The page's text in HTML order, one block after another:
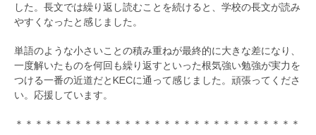
した。長文では繰り返し読むことを続けると、学校の長文が読み
やすくなったと感じました。
単語のような小さいことの積み重ねが最終的に大きな差になり、
一度解いたものを何回も繰り返すといった根気強い勉強が実力を
つける一番の近道だとKECに通って感じました。頑張ってくださ
い。応援しています。
＊＊＊＊＊＊＊＊＊＊＊＊＊＊＊＊＊＊＊＊＊＊＊＊＊＊＊＊＊